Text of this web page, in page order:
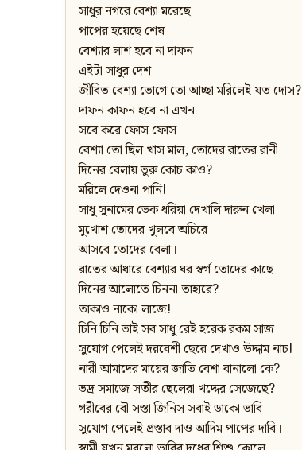
সাধুর নগরে বেশ্যা মরেছে
পাপের হয়েছে শেষ
বেশ্যার লাশ হবে না দাফন
এইটা সাধুর দেশ
জীবিত বেশ্যা ভোগে তো আচ্ছা মরিলেই যত দোস?
দাফন কাফন হবে না এখন
সবে করে ফোস ফোস
বেশ্যা তো ছিল খাস মাল, তোদের রাতের রানী
দিনের বেলায় ভুরু কোচ কাও?
মরিলে দেওনা পানি!
সাধু সুনামের ভেক ধরিয়া দেখালি দারুন খেলা
মুখোশ তোদের খুলবে অচিরে
আসবে তোদের বেলা।
রাতের আধারে বেশ্যার ঘর স্বর্গ তোদের কাছে
দিনের আলোতে চিননা তাহারে?
তাকাও নাকো লাজে!
চিনি চিনি ভাই সব সাধু রেই হরেক রকম সাজ
সুযোগ পেলেই দরবেশী ছেরে দেখাও উদ্দাম নাচ!
নারী আমাদের মায়ের জাতি বেশা বানালো কে?
ভদ্র সমাজে সতীর ছেলেরা খদ্দের সেজেছে?
গরীবের বৌ সস্তা জিনিস সবাই ডাকো ভাবি
সুযোগ পেলেই প্রস্তাব দাও আদিম পাপের দাবি।